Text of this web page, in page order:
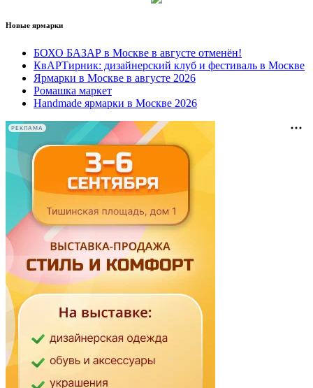
Новые ярмарки
БОХО БАЗАР в Москве в августе отменён!
КвАРТирник: дизайнерский клуб и фестиваль в Москве
Ярмарки в Москве в августе 2026
Ромашка маркет
Handmade ярмарки в Москве 2026
РЕКЛАМА